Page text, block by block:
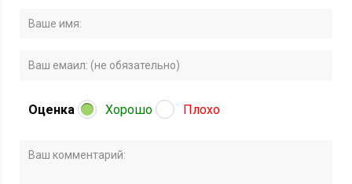
Оценка Хорошо Плохо